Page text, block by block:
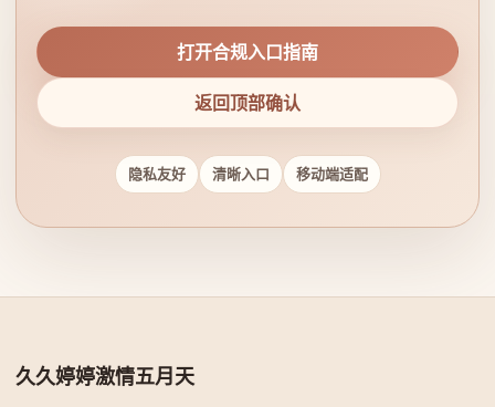
打开合规入口指南
返回顶部确认
隐私友好 清晰入口 移动端适配
久久婷婷激情五月天